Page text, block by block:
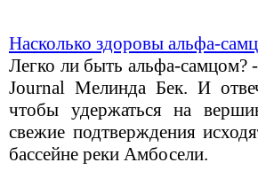
Насколько здоровы альфа-
Легко ли быть альфа-самцом?
Journal Мелинда Бек. И
чтобы удержаться на
свежие подтверждения
бассейне реки Амбосели.